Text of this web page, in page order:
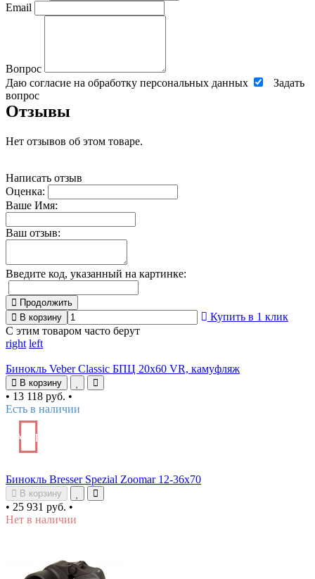
Email
Вопрос
Даю согласие на обработку персональных данных
Задать
вопрос
Отзывы
Нет отзывов об этом товаре.
Написать отзыв
Оценка:
Ваше Имя:
Ваш отзыв:
Введите код, указанный на картинке:
Продолжить
В корзину
Купить в 1 клик
С этим товаром часто берут
right left
Бинокль Veber Classic БПЦ 20х60 VR, камуфляж
В корзину
• 13 118 руб. •
Есть в наличии
ХИТ
Бинокль Bresser Spezial Zoomar 12-36x70
В корзину
• 25 931 руб. •
Нет в наличии